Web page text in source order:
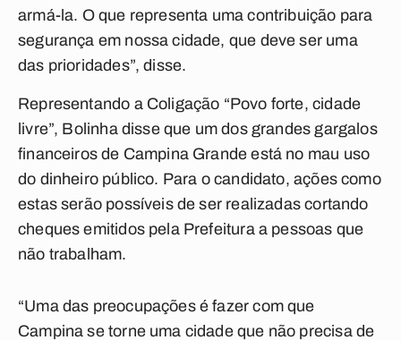
armá-la. O que representa uma contribuição para
segurança em nossa cidade, que deve ser uma
das prioridades”, disse.
Representando a Coligação “Povo forte, cidade
livre”, Bolinha disse que um dos grandes gargalos
financeiros de Campina Grande está no mau uso
do dinheiro público. Para o candidato, ações como
estas serão possíveis de ser realizadas cortando
cheques emitidos pela Prefeitura a pessoas que
não trabalham.
“Uma das preocupações é fazer com que
Campina se torne uma cidade que não precisa de